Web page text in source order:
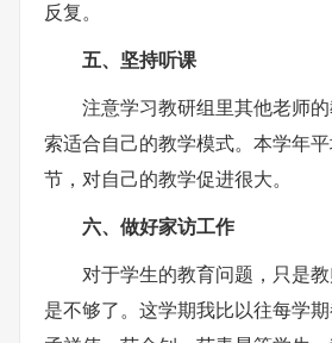
反复。
五、坚持听课
注意学习教研组里其他老师
索适合自己的教学模式。本学年
节，对自己的教学促进很大。
六、做好家访工作
对于学生的教育问题，只是
是不够了。这学期我比以往每学